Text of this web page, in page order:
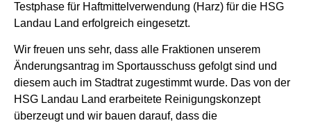
Testphase für Haftmittelverwendung (Harz) für die HSG
Landau Land erfolgreich eingesetzt.
Wir freuen uns sehr, dass alle Fraktionen unserem
Änderungsantrag im Sportausschuss gefolgt sind und
diesem auch im Stadtrat zugestimmt wurde. Das von der
HSG Landau Land erarbeitete Reinigungskonzept
überzeugt und wir bauen darauf, dass die